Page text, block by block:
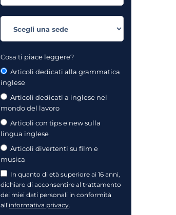
Cosa ti piace leggere?
Articoli dedicati alla grammatica
inglese
Articoli dedicati a inglese nel
mondo del lavoro
Articoli con tips e new sulla
lingua inglese
Articoli divertenti su film e
musica
In quanto di età superiore ai 16 anni,
dichiaro di acconsentire al trattamento
dei miei dati personali in conformità
all’informativa privacy.